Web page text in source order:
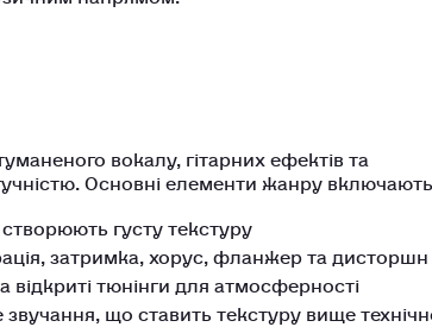
вокалу, гітарних ефектів та
Основні елементи жанру
створюють густу текстуру
затримка, хорус, фланжер та дисторшн
тюнінги для атмосферності
що ставить текстуру вище